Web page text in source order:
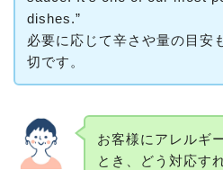
dishes.”
必要に応じて辛さや量の目安
切です。
お客様にアレルギ
とき、どう対応す